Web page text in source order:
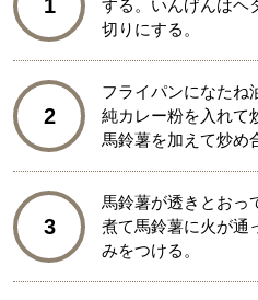
1
する。いんげんはヘ
切りにする。
2
フライパンになたね
純カレー粉を入れて
馬鈴薯を加えて炒め
3
馬鈴薯が透きとお
煮て馬鈴薯に火が通
みをつける。